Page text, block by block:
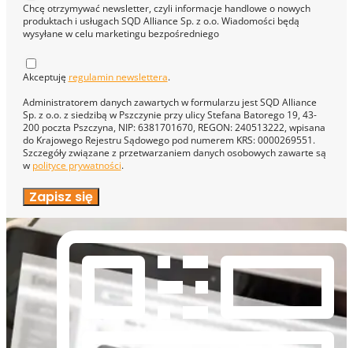
Chcę otrzymywać newsletter, czyli informacje handlowe o nowych
produktach i usługach SQD Alliance Sp. z o.o. Wiadomości będą
wysyłane w celu marketingu bezpośredniego
Akceptuję regulamin newslettera.
Administratorem danych zawartych w formularzu jest SQD Alliance
Sp. z o.o. z siedzibą w Pszczynie przy ulicy Stefana Batorego 19, 43-
200 poczta Pszczyna, NIP: 6381701670, REGON: 240513222, wpisana
do Krajowego Rejestru Sądowego pod numerem KRS: 0000269551.
Szczegóły związane z przetwarzaniem danych osobowych zawarte są
w polityce prywatności.
Zapisz się